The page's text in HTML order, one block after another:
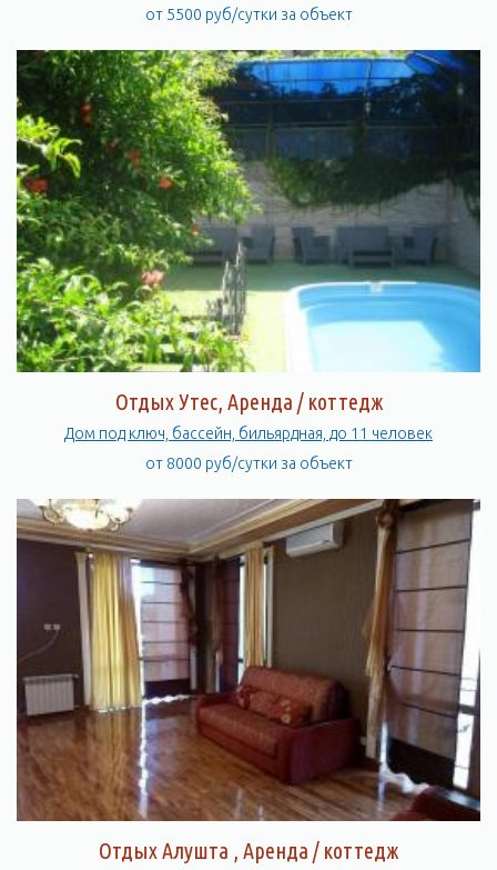
от 5500 руб/сутки за объект
Отдых Утес, Аренда / коттедж
Дом под ключ, бассейн, бильярдная, до 11 человек
от 8000 руб/сутки за объект
Отдых Алушта , Аренда / коттедж